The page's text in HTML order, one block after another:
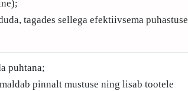
tagades sellega efektiivsema puhastuse
puhtana;
pinnalt mustuse ning lisab tootele